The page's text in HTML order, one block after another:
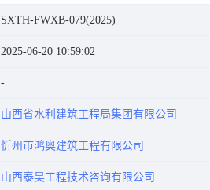
SXTH-FWXB-079(2025)
2025-06-20 10:59:02
山西省水利建筑工程局集团有限公司
忻州市鸿奥建筑工程有限公司
山西泰昊工程技术咨询有限公司